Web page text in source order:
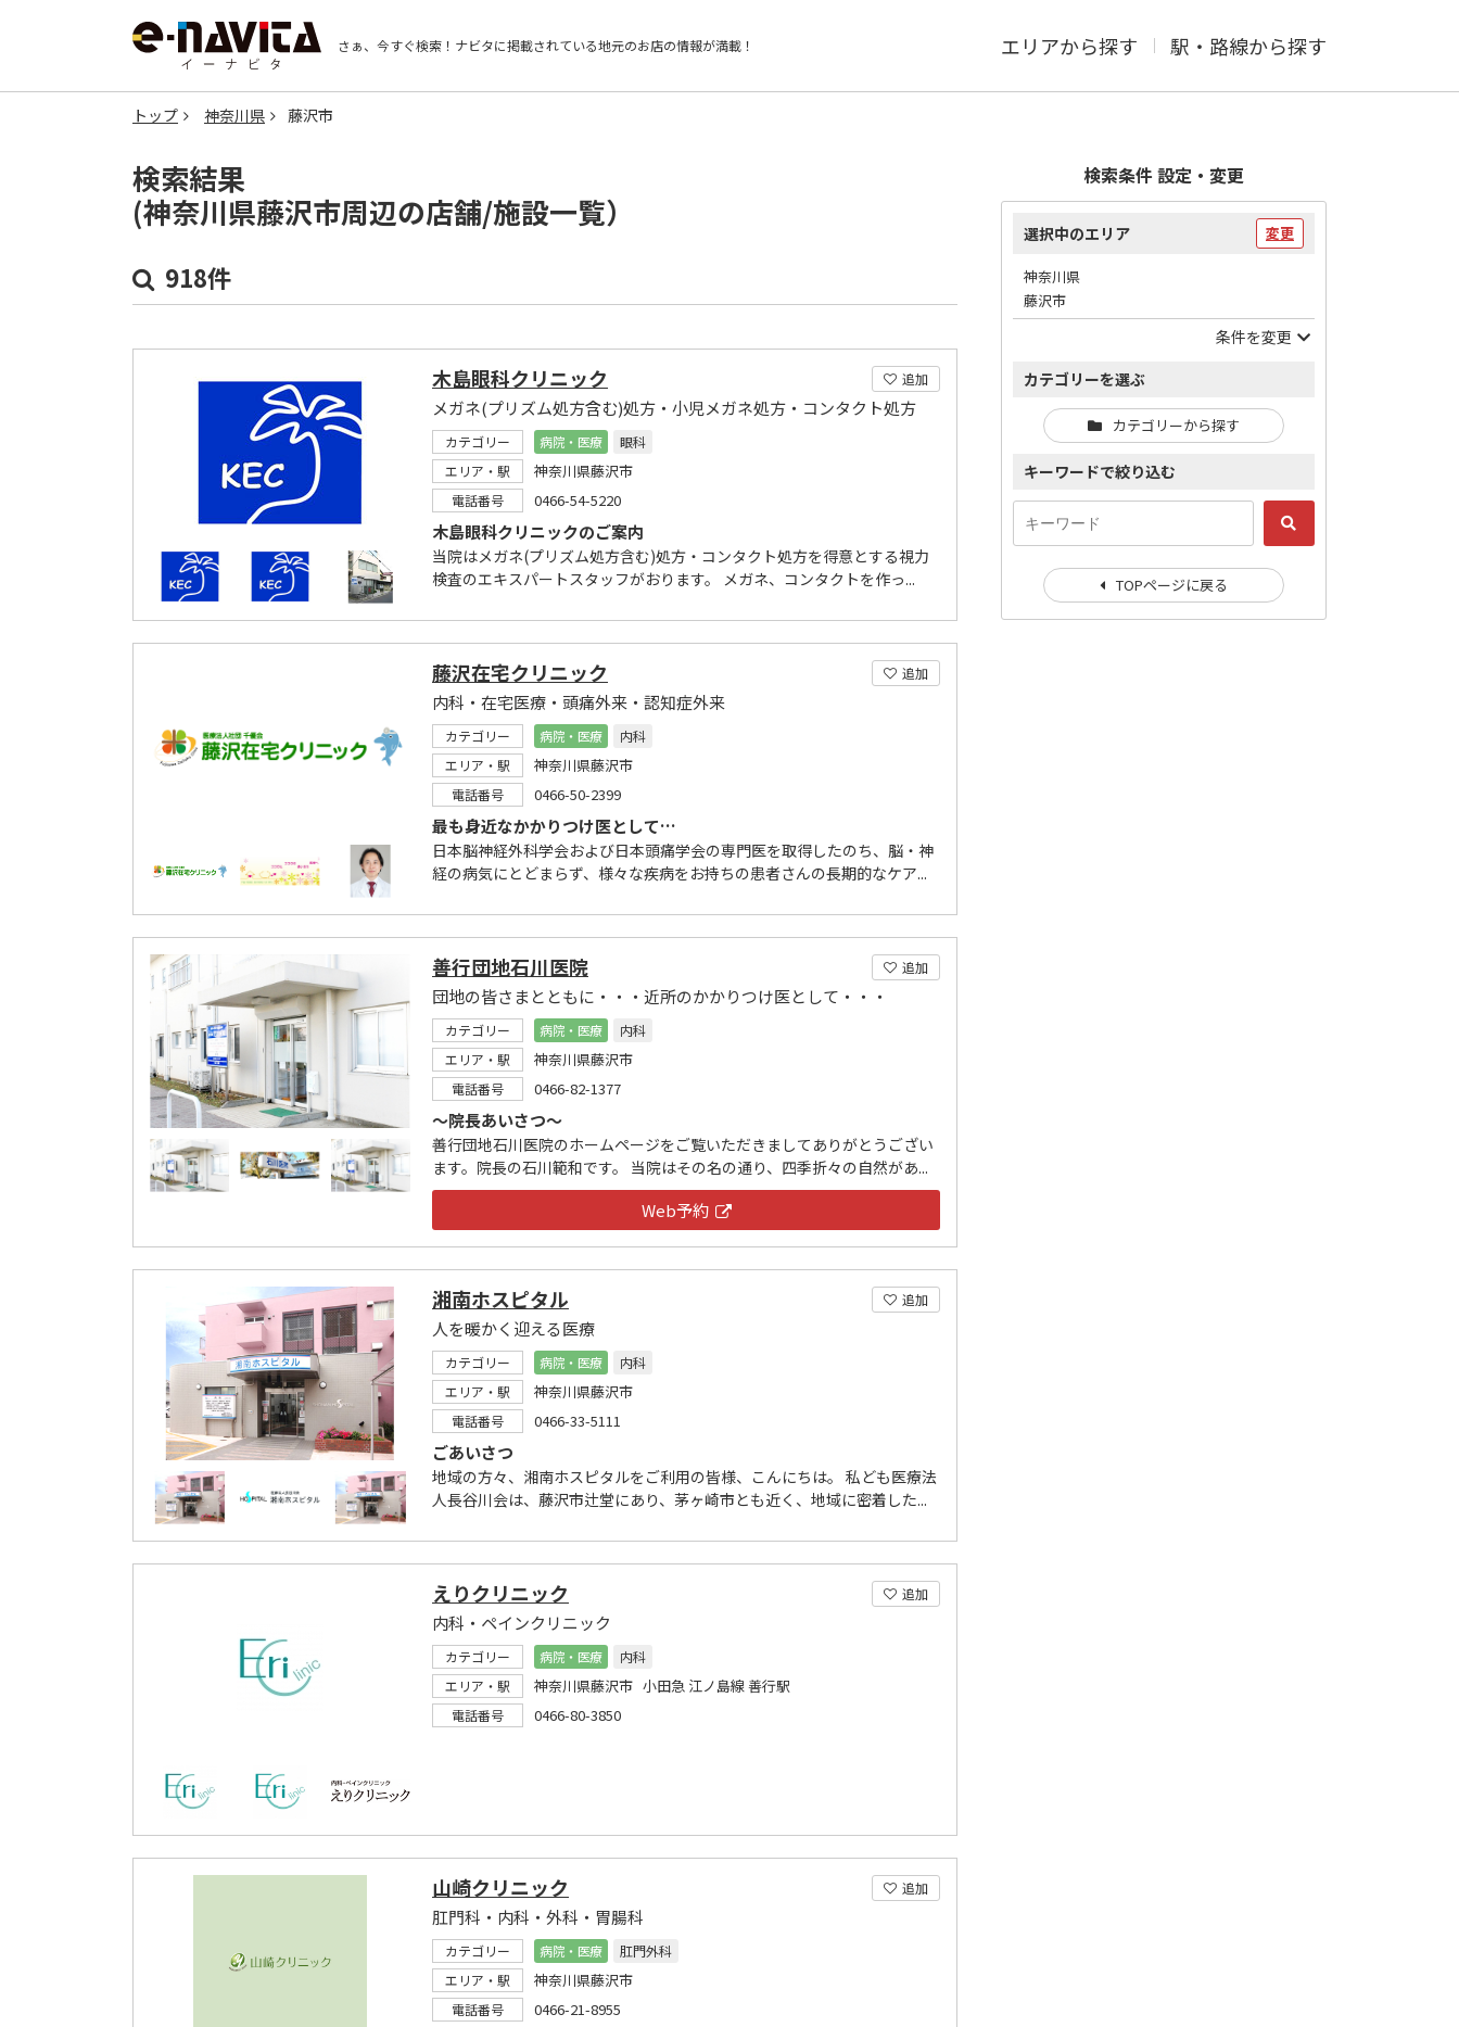
さぁ、今すぐ検索！ ナビタに掲載されている地元のお店の情報が満載！ エリアから探す 駅・路線から探す
トップ 神奈川県 藤沢市
検索結果
(神奈川県藤沢市周辺の店舗/施設一覧）
918件
追加
木島眼科クリニック
メガネ(プリズム処方含む)処方・小児メガネ処方・コンタクト処方
カテゴリー 病院・医療
眼科
エリア・駅
神奈川県藤沢市
電話番号 0466-54-5220
木島眼科クリニックのご案内
当院はメガネ(プリズム処方含む)処方・コンタクト処方を得意とする視力
検査のエキスパートスタッフがおります。 メガネ、コンタクトを作っ...
追加
藤沢在宅クリニック
内科・在宅医療・頭痛外来・認知症外来
カテゴリー 病院・医療
内科
エリア・駅
神奈川県藤沢市
電話番号 0466-50-2399
最も身近なかかりつけ医として…
日本脳神経外科学会および日本頭痛学会の専門医を取得したのち、脳・神
経の病気にとどまらず、様々な疾病をお持ちの患者さんの長期的なケア...
追加
善行団地石川医院
団地の皆さまとともに・・・近所のかかりつけ医として・・・
カテゴリー 病院・医療
内科
エリア・駅
神奈川県藤沢市
電話番号 0466-82-1377
～院長あいさつ～
善行団地石川医院のホームページをご覧いただきましてありがとうござい
ます。院長の石川範和です。 当院はその名の通り、四季折々の自然があ...
Web予約
追加
湘南ホスピタル
人を暖かく迎える医療
カテゴリー 病院・医療
内科
エリア・駅
神奈川県藤沢市
電話番号 0466-33-5111
ごあいさつ
地域の方々、湘南ホスピタルをご利用の皆様、こんにちは。 私ども医療法
人長谷川会は、藤沢市辻堂にあり、茅ヶ崎市とも近く、地域に密着した...
追加
えりクリニック
内科・ペインクリニック
カテゴリー 病院・医療
内科
エリア・駅
神奈川県藤沢市 小田急 江ノ島線 善行駅
電話番号 0466-80-3850
追加
山崎クリニック
肛門科・内科・外科・胃腸科
カテゴリー 病院・医療
肛門外科
エリア・駅
神奈川県藤沢市
電話番号 0466-21-8955
検索条件 設定・変更
選択中のエリア 変更
神奈川県
藤沢市
条件を変更
カテゴリーを選ぶ
カテゴリーから探す
キーワードで絞り込む
TOPページに戻る